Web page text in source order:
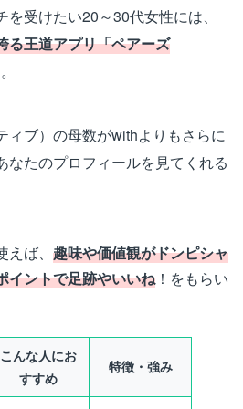
受けたい20～30代女性には、
る王道アプリ「ペアーズ
ィブ）の母数がwithよりもさらに
なたのプロフィールを見てくれる
ば、 趣味や価値観がドンピシャ
イントで足跡やいいね！をもらい
こんな人にお
すすめ
特徴・強み